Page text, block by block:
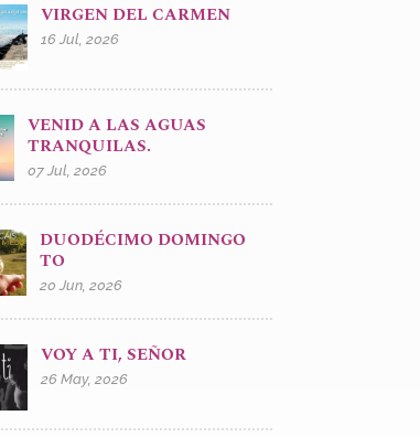
VIRGEN DEL CARMEN
16 Jul, 2026
VENID A LAS AGUAS
TRANQUILAS.
07 Jul, 2026
DUODÉCIMO DOMINGO
TO
20 Jun, 2026
VOY A TI, SEÑOR
26 May, 2026